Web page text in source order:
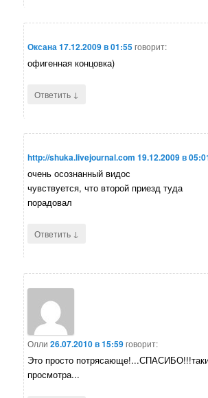
Оксана17.12.2009 в 01:55говорит:
офигенная концовка)
Ответить ↓
http://shuka.livejournal.com 19.12.2009 в
очень осознанный видос
чувствуется, что второй приезд туда
порадовал
Ответить ↓
Олли 26.07.2010 в 15:59говорит:
Это просто
просмотра...